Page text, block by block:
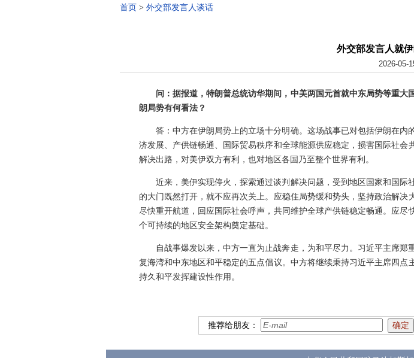
首页 > 外交部发言人谈话
外交部发言人就
2026-05-
问：据报道，特朗普总统访华期间，中美两国元首就中东局势等重
朗局势有何看法？
答：中方在伊朗局势上的立场十分明确。这场战事已对包括伊朗在
济发展、产供链畅通、国际贸易秩序和全球能源供应稳定，损害国际社
解决出路，对美伊双方有利，也对地区各国乃至整个世界有利。
近来，美伊实现停火，探索通过谈判解决问题，受到地区国家和国
的大门既然打开，就不应再次关上。应稳住局势缓和势头，坚持政治解
尽快重开航道，回应国际社会呼声，共同维护全球产供链稳定畅通。应
个可持续的地区安全架构奠定基础。
自战事爆发以来，中方一直为止战奔走，为和平尽力。习近平主席
复海湾和中东地区和平稳定的五点倡议。中方将继续秉持习近平主席四
持久和平发挥建设性作用。
推荐给朋友：